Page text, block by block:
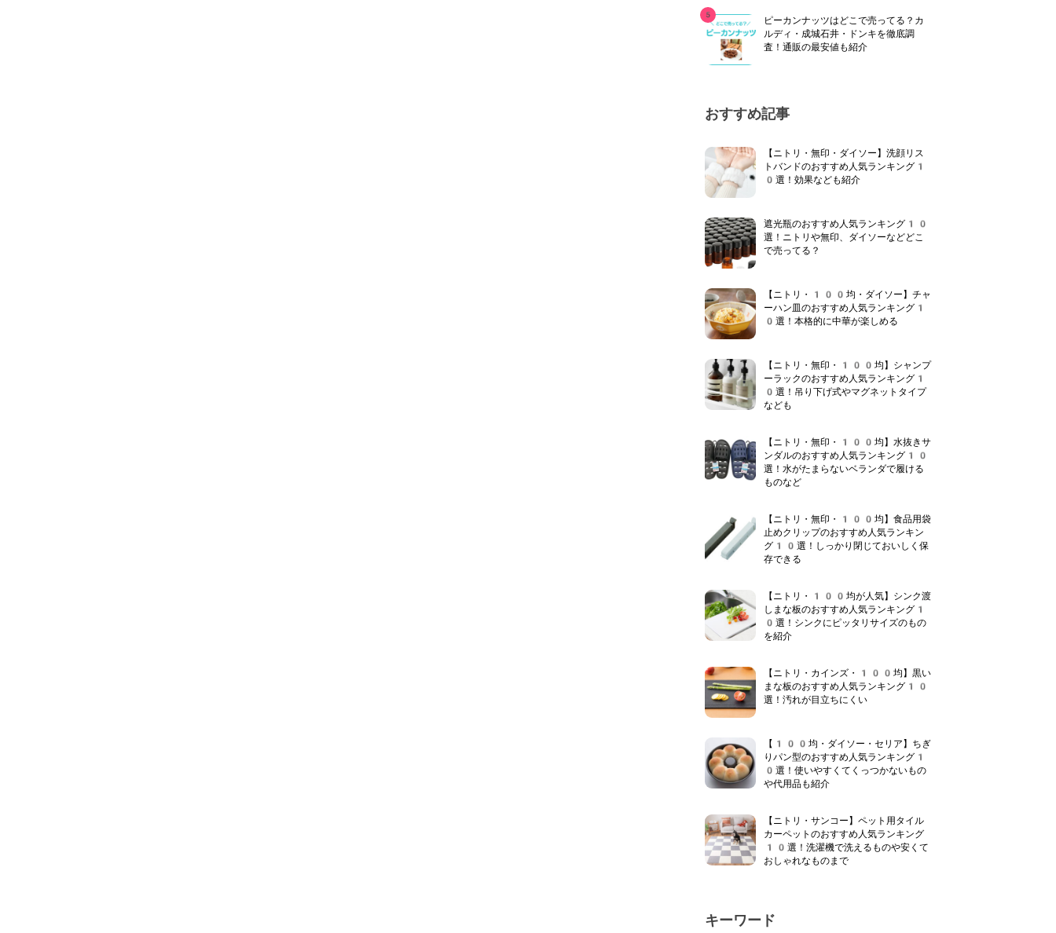
ピーカンナッツはどこで売ってる？カ
ルディ・成城石井・ドンキを徹底調
査！通販の最安値も紹介
おすすめ記事
【ニトリ・無印・ダイソー】洗顔リス
トバンドのおすすめ人気ランキング1
0選！効果なども紹介
遮光瓶のおすすめ人気ランキング10
選！ニトリや無印、ダイソーなどどこ
で売ってる？
【ニトリ・100均・ダイソー】チャ
ーハン皿のおすすめ人気ランキング1
0選！本格的に中華が楽しめる
【ニトリ・無印・100均】シャンプ
ーラックのおすすめ人気ランキング1
0選！吊り下げ式やマグネットタイプ
なども
【ニトリ・無印・100均】水抜きサ
ンダルのおすすめ人気ランキング10
選！水がたまらないベランダで履ける
ものなど
【ニトリ・無印・100均】食品用袋
止めクリップのおすすめ人気ランキン
グ10選！しっかり閉じておいしく保
存できる
【ニトリ・100均が人気】シンク渡
しまな板のおすすめ人気ランキング1
0選！シンクにピッタリサイズのもの
を紹介
【ニトリ・カインズ・100均】黒い
まな板のおすすめ人気ランキング10
選！汚れが目立ちにくい
【100均・ダイソー・セリア】ちぎ
りパン型のおすすめ人気ランキング1
0選！使いやすくてくっつかないもの
や代用品も紹介
【ニトリ・サンコー】ペット用タイル
カーペットのおすすめ人気ランキング
10選！洗濯機で洗えるものや安くて
おしゃれなものまで
キーワード